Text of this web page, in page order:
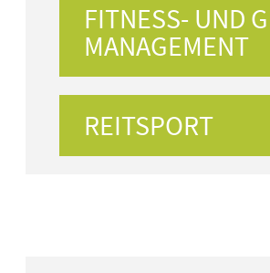
FITNESS- UND
MANAGEMENT
REITSPORT